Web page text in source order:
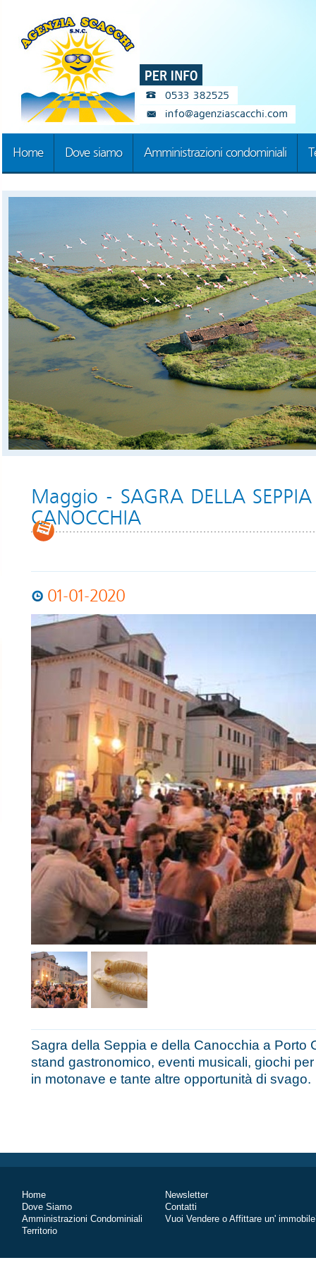
Home Dove siamo Amministrazioni condominiali
Maggio - SAGRA DELLA SEPPIA
CANOCCHIA
01-01-2020
Sagra della Seppia e della Canocchia a Porto
stand gastronomico, eventi musicali, giochi
in motonave e tante altre opportunità di svago.
Home
Dove Siamo
Amministrazioni Condominiali
Territorio
Newsletter
Contatti
Vuoi Vendere o Affittare un'